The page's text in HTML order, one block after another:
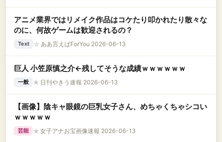
アニメ業界ではリメイク作品はコケたり叩かれたり散々な
のに、何故ゲームは歓迎されるの？
Text ☆ ああ言えばForYou 2026-06-13
巨人 小笠原慎之介←残してそうな成績ｗｗｗｗｗｗ
一般 ★ 日刊やきう速報 2026-06-13
【画像】陰キャ眼鏡の巨乳女子さん、めちゃくちゃシコい
ｗｗｗｗｗ
芸能 ★ 女子アナお宝画像速報 2026-06-13